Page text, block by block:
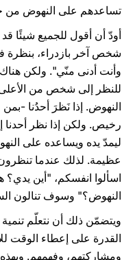
تساعدهم على النهوض من
أودّ أن أقول للجميع شيئًا
شخص آخر بازدراء، بنظرة
وأنت أدنى منّي". ولكن
للنظر إلى شخص من
النهوض. إذا نَظرَ أحدُنا -
رخيص. ولكن إذا نظر
ليمدّ يده ويساعده على
عظيمة. لذلك عندما
اسألوا انفسكم، "أين
النهوض؟" وسوف تنالون
ويتضمّن ذلك أن نتعلّم
القدرة على إعطاء الوقت
ومشاركتهم، وفهمهم.